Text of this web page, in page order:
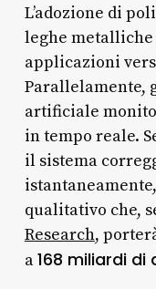
L’adozione di
leghe metalliche
applicazioni
Parallelamente,
artificiale
in tempo reale.
il sistema
qualitativo che,
Research,
a168 miliardi di